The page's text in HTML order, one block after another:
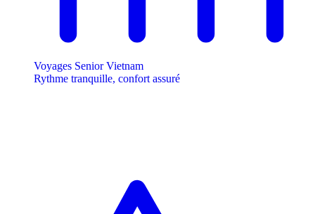
Voyages Senior Vietnam
Rythme tranquille, confort assuré